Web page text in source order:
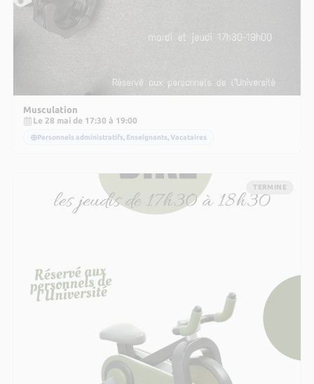
Musculation
Le 28 mai de 17:30 à 19:00
Personnels administratifs, Enseignants, Vacataires
TERMINE